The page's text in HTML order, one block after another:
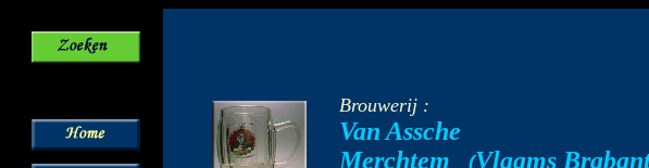
Brouwerij :
Van Assche
Merchtem
(Vlaams